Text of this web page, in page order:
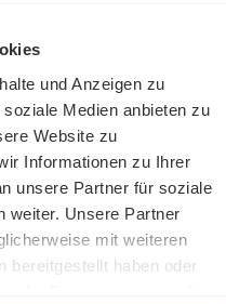
und Anzeigen zu
Medien anbieten zu
Website zu
Informationen zu Ihrer
unsere Partner für soziale
weiter. Unsere Partner
mit weiteren
bereitgestellt haben oder
Bücherregal
Das Design
Eleganz aus
perfekte Highlight
Lösungen als